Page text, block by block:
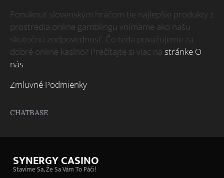
Ponúknuť slovenským hráčom tie najlepšie produkty z
prostredia online gamblingu vnímame ako našu
skutočnú zodpovednosť. Čo teda považujeme za
dobré online kasíno? Prečítajte si viac na stránke O
nás
Zmluvné Podmienky
CHATBASE
SYNERGY CASINO
Stavíme Sa, Že Sa Vám To Páči!